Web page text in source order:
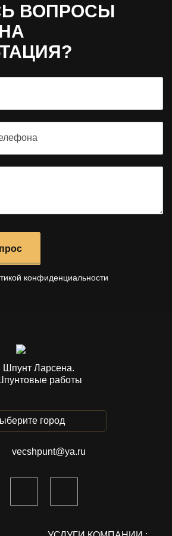
ВОПРОСЫ
конфиденциальности
Шпунт Ларсена.
работы
город
vecshpunt@ya.ru